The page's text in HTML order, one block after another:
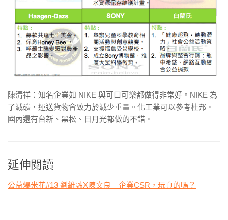
陳清祥：知名企業如 NIKE 與可口可樂都做得非常好。NIKE 為
了減碳，運送貨物會致力於減少重量。化工業可以參考杜邦。
國內還有台新、黑松、日月光都做的不錯。
延伸閱讀
公益爆米花#13 劉維融X陳文良｜企業CSR，玩真的嗎？